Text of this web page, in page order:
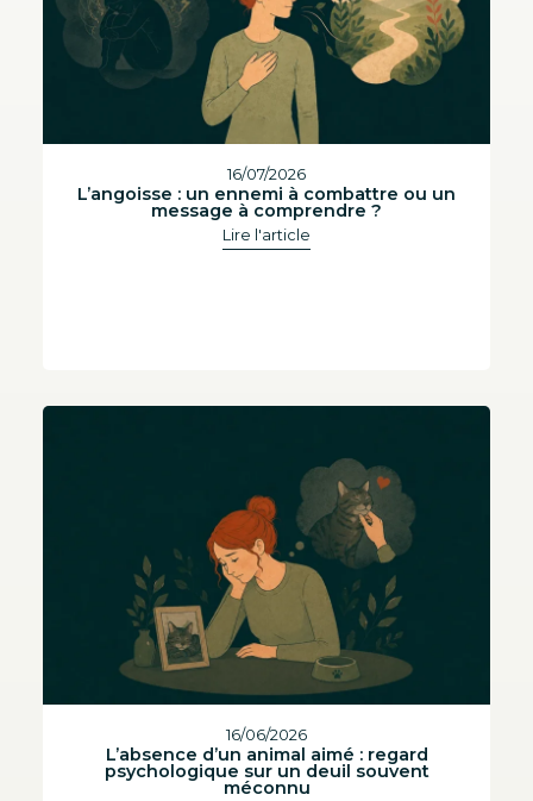
16/07/2026
L’angoisse : un ennemi à combattre ou un
message à comprendre ?
Lire l'article
16/06/2026
L’absence d’un animal aimé : regard
psychologique sur un deuil souvent
méconnu